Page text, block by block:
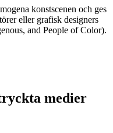
konstscenen och ges
eller grafisk designers
and People of Color).
medier